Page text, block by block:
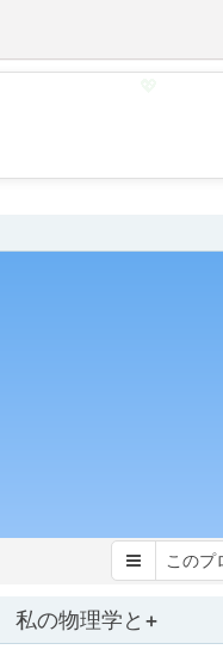
このプ
私の物理学と+